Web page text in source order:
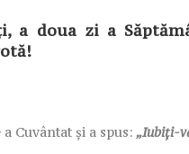
doua zi a
Cuvântat și a spus: „Iubiți-